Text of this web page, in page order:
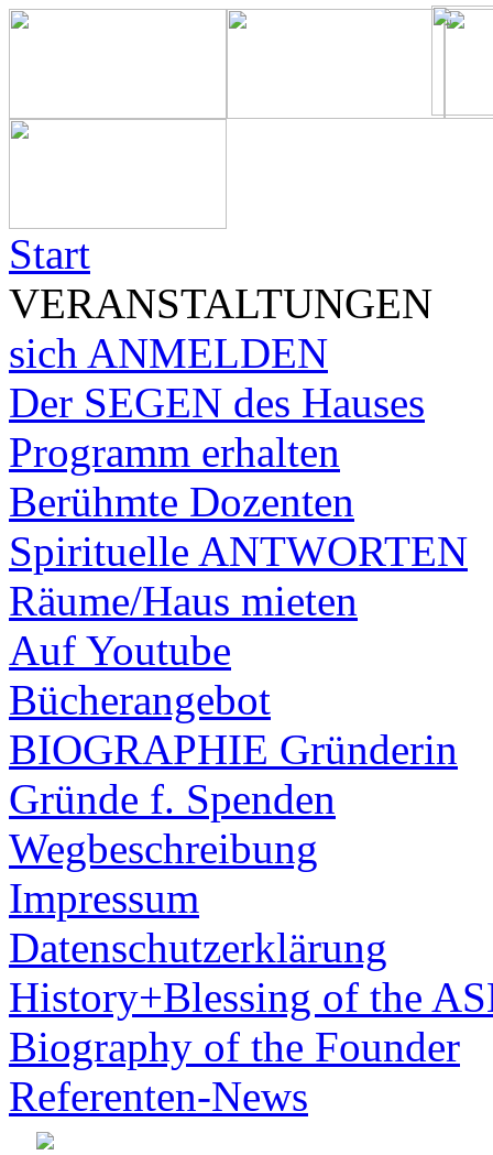
Start
VERANSTALTUNGEN
sich ANMELDEN
Der SEGEN des Hauses
Programm erhalten
Berühmte Dozenten
Spirituelle ANTWORTEN
Räume/Haus mieten
Auf Youtube
Bücherangebot
BIOGRAPHIE Gründerin
Gründe f. Spenden
Wegbeschreibung
Impressum
Datenschutzerklärung
History+Blessing of the
Biography of the Founder
Referenten-News